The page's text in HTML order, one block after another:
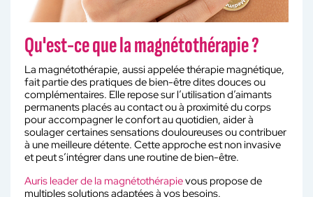
Qu'est-ce que la magnétothérapie ?
La magnétothérapie, aussi appelée thérapie magnétique,
fait partie des pratiques de bien-être dites douces ou
complémentaires. Elle repose sur l’utilisation d’aimants
permanents placés au contact ou à proximité du corps
pour accompagner le confort au quotidien, aider à
soulager certaines sensations douloureuses ou contribuer
à une meilleure détente. Cette approche est non invasive
et peut s’intégrer dans une routine de bien-être.
Auris leader de la magnétothérapievous propose de
multiples solutions adaptées à vos besoins.